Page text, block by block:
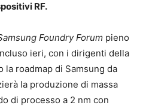
RF.
Foundry Forum pieno
ieri, con i dirigenti della
roadmap di Samsung da
la produzione di massa
di processo a 2 nm con